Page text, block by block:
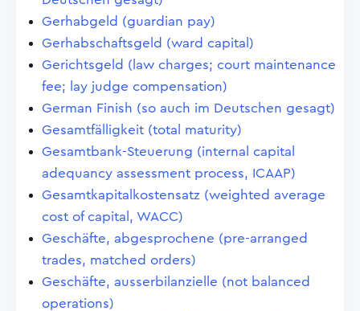
Gerhabgeld (guardian pay)
Gerhabschaftsgeld (ward capital)
Gerichtsgeld (law charges; court maintenance
fee; lay judge compensation)
German Finish (so auch im Deutschen gesagt)
Gesamtfälligkeit (total maturity)
Gesamtbank-Steuerung (internal capital
adequancy assessment process, ICAAP)
Gesamtkapitalkostensatz (weighted average
cost of capital, WACC)
Geschäfte, abgesprochene (pre-arranged
trades, matched orders)
Geschäfte, ausserbilanzielle (not balanced
operations)